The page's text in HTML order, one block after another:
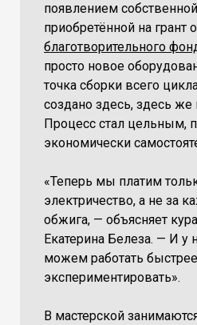
появлением
приобретённой на грант
благотворительного
просто новое
точка сборки всего
создано здесь, здесь же
Процесс стал цельным,
экономически
«Теперь мы платим
электричество, а не за
обжига, — объясняет
Екатерина Белеза. — И у
можем работать
экспериментировать».
В мастерской